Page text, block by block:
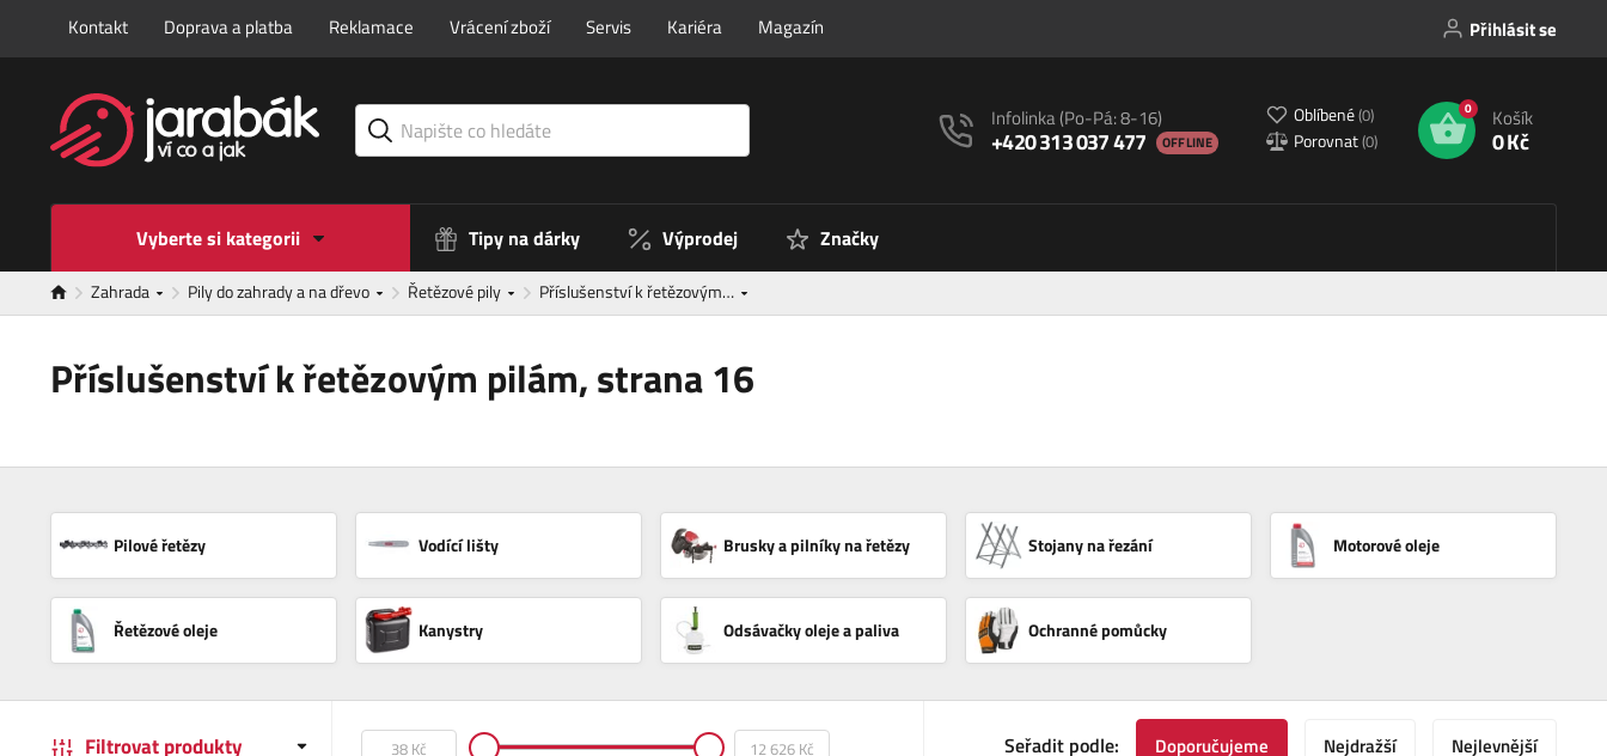
Kontakt Doprava a platba Reklamace Vrácení zboží Servis Kariéra Magazín Přihlásit se
Infolinka(Po-Pá: 8-16)
+420 313 037 477 OFFLINE
Oblíbené(0)
Porovnat(0)
0 Košík
0 Kč
Vyberte si kategorii Tipy na dárky Výprodej Značky
Zahrada Pily do zahrady a na dřevo Řetězové pily Příslušenství k řetězovým…
Příslušenství k řetězovým pilám, strana 16
Pilové řetězy Vodící lišty Brusky a pilníky na řetězy Stojany na řezání Motorové oleje
Řetězové oleje Kanystry Odsávačky oleje a paliva Ochranné pomůcky
Filtrovat produkty Seřadit podle: Doporučujeme Nejdražší Nejlevnější